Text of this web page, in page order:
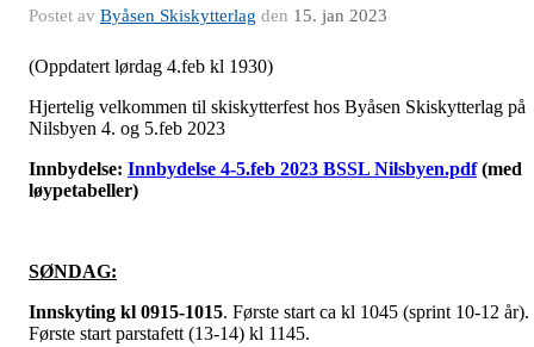
Postet av Byåsen Skiskytterlag den 15. jan 2023
(Oppdatert lørdag 4.feb kl 1930)
Hjertelig velkommen til skiskytterfest hos Byåsen Skiskytterlag på
Nilsbyen 4. og 5.feb 2023
Innbydelse: Innbydelse 4-5.feb 2023 BSSL Nilsbyen.pdf(med
løypetabeller)
SØNDAG:
Innskyting kl 0915-1015. Første start ca kl 1045 (sprint 10-12 år).
Første start parstafett (13-14) kl 1145.